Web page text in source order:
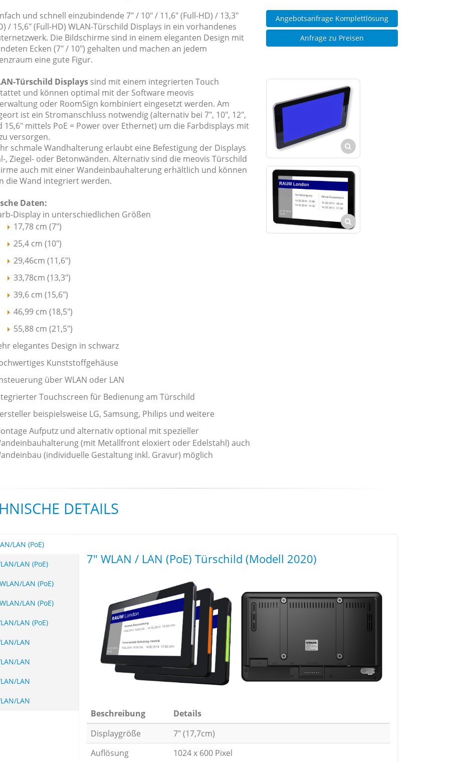
und schnell einzubindende 7" / 10" / 11,6" (Full-HD) / 13,3"
/ 15,6" (Full-HD) WLAN-Türschild Displays in ein vorhandenes
Die Bildschirme sind in einem eleganten Design mit
Ecken (7" / 10") gehalten und machen an jedem
eine gute Figur.
Türschild Displayssind mit einem integrierten Touch
und können optimal mit der Software meovis
oder RoomSign kombiniert eingesetzt werden. Am
ist ein Stromanschluss notwendig (alternativ bei 7", 10", 12",
15,6" mittels PoE = Power over Ethernet) um die Farbdisplays mit
versorgen.
schmale Wandhalterung erlaubt eine Befestigung der Displays
, Ziegel- oder Betonwänden. Alternativ sind die meovis Türschild
auch mit einer Wandeinbauhalterung erhältlich und können
die Wand integriert werden.
Daten:
Display in unterschiedlichen Größen
17,78 cm (7")
25,4 cm (10")
29,46cm (11,6")
33,78cm (13,3")
39,6 cm (15,6")
46,99 cm (18,5")
55,88 cm (21,5")
elegantes Design in schwarz
Kunststoffgehäuse
über WLAN oder LAN
Touchscreen für Bedienung am Türschild
beispielsweise LG, Samsung, Philips und weitere
Aufputz und alternativ optional mit spezieller
(mit Metallfront eloxiert oder Edelstahl) auch
(individuelle Gestaltung inkl. Gravur) möglich
Angebotsanfrage Komplettlösung
Anfrage zu Preisen
DETAILS
LAN (PoE)
LAN (PoE)
LAN (PoE)
LAN (PoE)
LAN (PoE)
LAN
LAN
LAN
LAN
7" WLAN / LAN (PoE) Türschild (Modell 2020)
Beschreibung
Details
Displaygröße
7" (17,7cm)
Auflösung
1024 x 600 Pixel